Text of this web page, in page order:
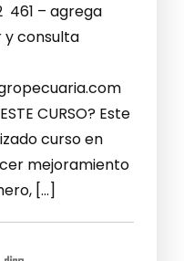
461 – agrega
y consulta
CURSO? Este
curso en
mejoramiento
[…]